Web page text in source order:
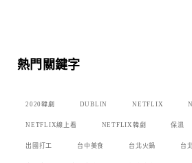
熱門關鍵字
2020韓劇 DUBLIN NETFLIX
NETFLIX線上看 NETFLIX韓劇 保濕
出國打工 台中美食 台北火鍋 台